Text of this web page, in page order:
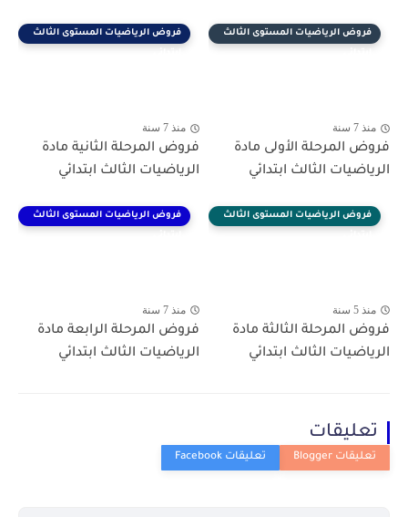
فروض الرياضيات المستوى الثالث
منذ 7 سنة
فروض المرحلة الأولى مادة
الرياضيات الثالث ابتدائي
فروض الرياضيات المستوى الثالث
منذ 7 سنة
فروض المرحلة الثانية مادة
الرياضيات الثالث ابتدائي
فروض الرياضيات المستوى الثالث
منذ 5 سنة
فروض المرحلة الثالثة مادة
الرياضيات الثالث ابتدائي
فروض الرياضيات المستوى الثالث
منذ 7 سنة
فروض المرحلة الرابعة مادة
الرياضيات الثالث ابتدائي
تعليقات